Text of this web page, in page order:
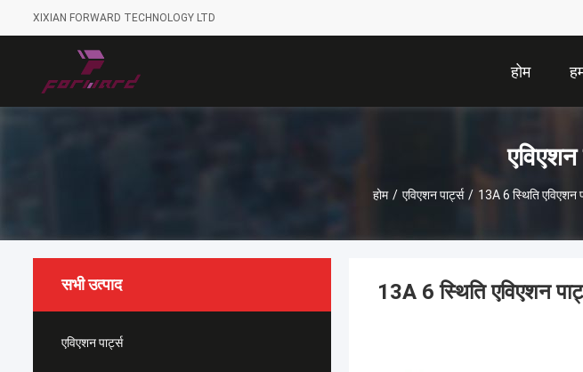
XIXIAN FORWARD TECHNOLOGY LTD
होम
एविएशन
होम / एविएशन पार्ट्स / 13A 6 स्थिति एविएशन
सभी उत्पाद
एविएशन पार्ट्स
13A 6 स्थिति एविएशन